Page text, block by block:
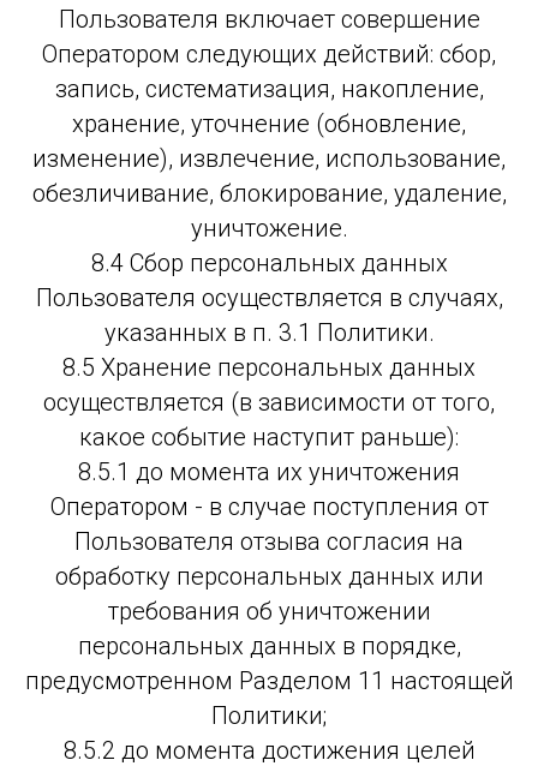
Пользователя включает совершение
Оператором следующих действий: сбор,
запись, систематизация, накопление,
хранение, уточнение (обновление,
изменение), извлечение, использование,
обезличивание, блокирование, удаление,
уничтожение.
8.4 Сбор персональных данных
Пользователя осуществляется в случаях,
указанных в п. 3.1 Политики.
8.5 Хранение персональных данных
осуществляется (в зависимости от того,
какое событие наступит раньше):
8.5.1 до момента их уничтожения
Оператором - в случае поступления от
Пользователя отзыва согласия на
обработку персональных данных или
требования об уничтожении
персональных данных в порядке,
предусмотренном Разделом 11 настоящей
Политики;
8.5.2 до момента достижения целей